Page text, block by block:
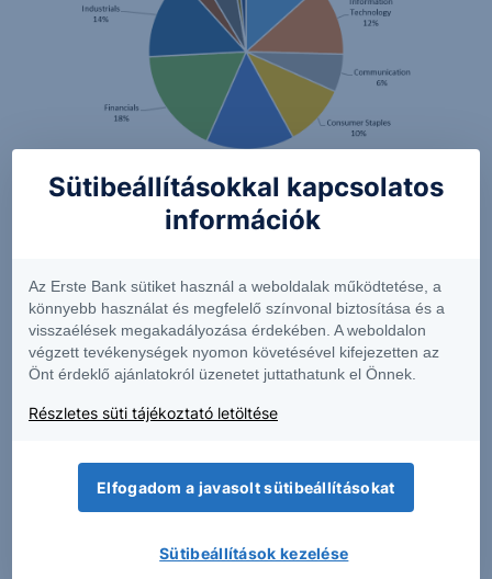
Részvényportfólió 20 legnagyobb
kitettségű országa:
Sütibeállításokkal kapcsolatos
információk
Az Erste Bank sütiket használ a weboldalak működtetése, a
könnyebb használat és megfelelő színvonal biztosítása és a
visszaélések megakadályozása érdekében. A weboldalon
végzett tevékenységek nyomon követésével kifejezetten az
Önt érdeklő ajánlatokról üzenetet juttathatunk el Önnek.
Részletes süti tájékoztató letöltése
Elfogadom a javasolt sütibeállításokat
Sütibeállítások kezelése